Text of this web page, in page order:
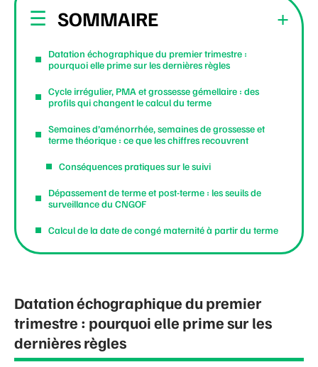
SOMMAIRE
Datation échographique du premier trimestre :
pourquoi elle prime sur les dernières règles
Cycle irrégulier, PMA et grossesse gémellaire : des
profils qui changent le calcul du terme
Semaines d’aménorrhée, semaines de grossesse et
terme théorique : ce que les chiffres recouvrent
Conséquences pratiques sur le suivi
Dépassement de terme et post-terme : les seuils de
surveillance du CNGOF
Calcul de la date de congé maternité à partir du terme
Datation échographique du premier
trimestre : pourquoi elle prime sur les
dernières règles